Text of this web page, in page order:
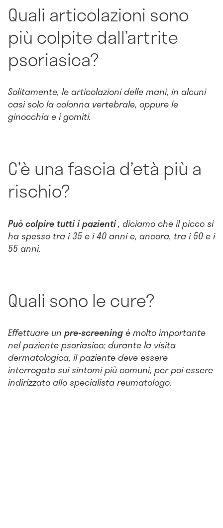
Quali articolazioni sono
più colpite dall’artrite
psoriasica?
Solitamente, le articolazioni delle mani, in alcuni
casi solo la colonna vertebrale, oppure le
ginocchia e i gomiti.
C’è una fascia d’età più a
rischio?
Può colpire tutti i pazienti, diciamo che il picco si
ha spesso tra i 35 e i 40 anni e, ancora, tra i 50 e i
55 anni.
Quali sono le cure?
Effettuare un pre-screeningè molto importante
nel paziente psoriasico; durante la visita
dermatologica, il paziente deve essere
interrogato sui sintomi più comuni, per poi essere
indirizzato allo specialista reumatologo.